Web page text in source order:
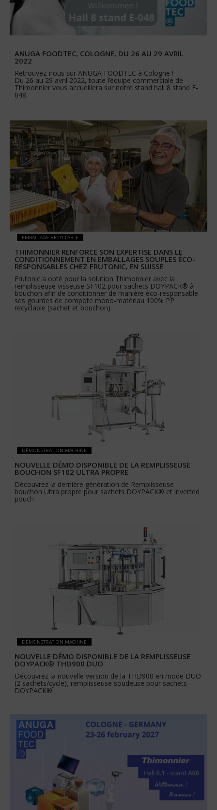
ANUGA FOODTEC, COLOGNE, DU 26 AU 29 AVRIL
2022
Retrouvez-nous sur ANUGA FOODTEC à Cologne !
Du 26 au 29 avril 2022, toute l’équipe commerciale de
Thimonnier vous accueillera sur notre stand hall 8 stand E-
048
EMBALLAGE RECYCLABLE
THIMONNIER RENFORCE SON EXPERTISE DANS LE
CONDITIONNEMENT EN EMBALLAGES SOUPLES ÉCO-
RESPONSABLES CHEZ FRUTONIC, EN SUISSE
Frutonic a opté pour la solution Thimonnier avec la
remplisseuse visseuse SF102 pour sachets DOYPACK® à
bouchon afin de conditionner de manière éco-responsable
ses gourdes de compote mono-matériau 100% PP
recyclable (sachet et bouchon).
DÉMONSTRATION MACHINE
NOUVELLE DÉMO DISPONIBLE DE LA REMPLISSEUSE
BOUCHON SF102 ULTRA PROPRE
Découvrez la dernière génération de Remplisseuse
bouchon Ultra propre pour sachets DOYPACK® et inverted
pouch
DÉMONSTRATION MACHINE
NOUVELLE DÉMO DISPONIBLE DE LA REMPLISSEUSE
DOYPACK® THD900 DUO
Découvrez la nouvelle version de la THD900 en mode DUO
(2 sachets/cycle), remplisseuse soudeuse pour sachets
DOYPACK®